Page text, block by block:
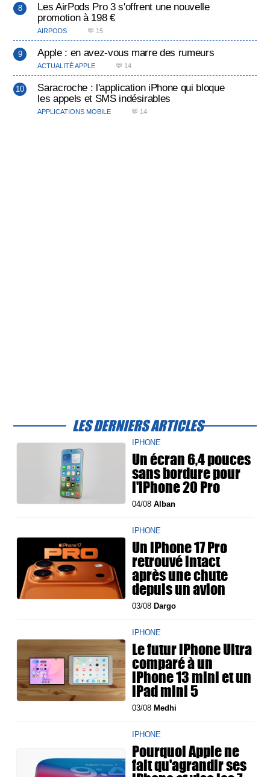
Les AirPods Pro 3 s'offrent une nouvelle
promotion à 198 €
AIRPODS 💬 15
Apple : en avez-vous marre des rumeurs
ACTUALITÉ APPLE 💬 14
Saracroche : l'application iPhone qui bloque
les appels et SMS indésirables
APPLICATIONS MOBILE 💬 14
LES DERNIERS ARTICLES
IPHONE
Un écran 6,4 pouces
sans bordure pour
l'iPhone 20 Pro
04/08Alban
IPHONE
Un iPhone 17 Pro
retrouvé intact
après une chute
depuis un avion
03/08 Dargo
IPHONE
Le futur iPhone Ultra
comparé à un
iPhone 13 mini et un
iPad mini 5
03/08 Medhi
IPHONE
Pourquoi Apple ne
fait qu'agrandir ses